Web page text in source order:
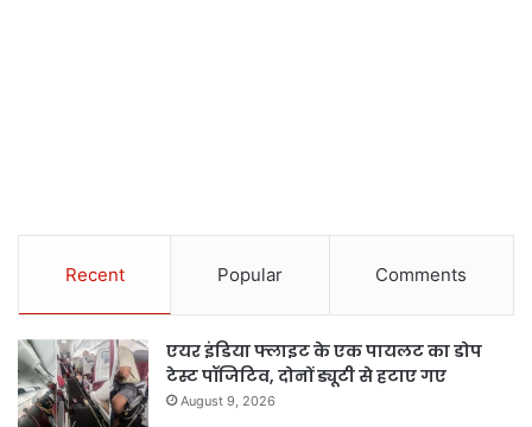
Recent Popular Comments
एयर इंडिया फ्लाइट के एक पायलट का डोप
टेस्ट पॉजिटिव, दोनों ड्यूटी से हटाए गए
August 9, 2026